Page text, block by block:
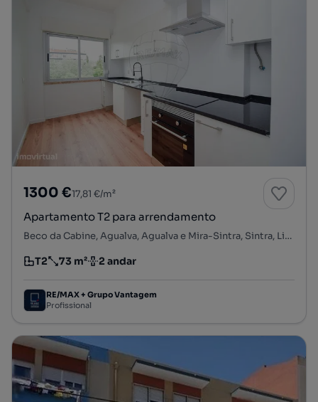
1300 €17,81 €/m²
Apartamento T2 para arrendamento
Beco da Cabine, Agualva, Agualva e Mira-Sintra, Sintra, Lisboa
Tipologia
T2
Preço por metro quadrado
73 m²
Andar 2 andar
RE/MAX + Grupo Vantagem
Profissional